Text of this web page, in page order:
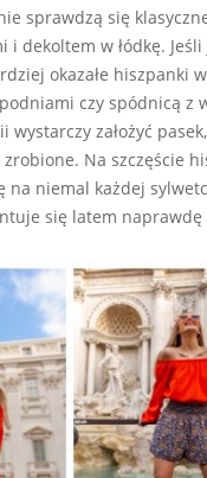
sprawdzą się
dekoltem w łódkę.
okazałe hiszpanki
czy spódnicą z
wystarczy założyć
Na szczęście
na niemal każdej
się latem naprawdę